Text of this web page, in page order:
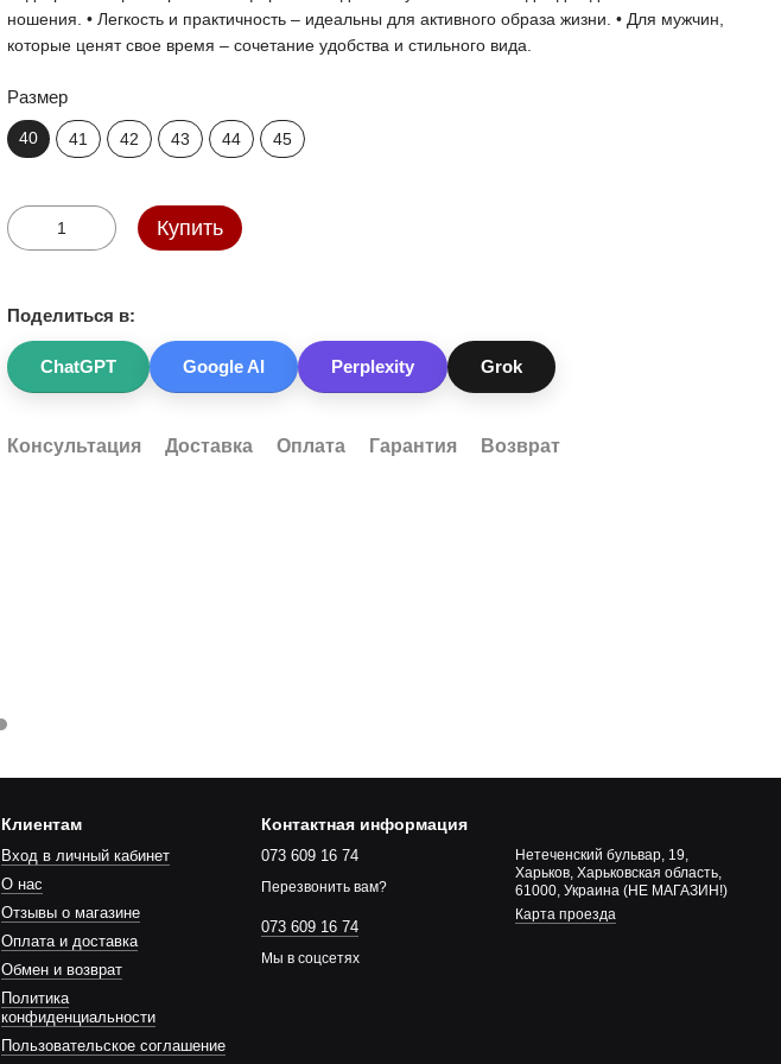
ношения. • Легкость и практичность – идеальны для активного образа жизни. • Для мужчин,
которые ценят свое время – сочетание удобства и стильного вида.
Размер
40 41 42 43 44 45
Купить
Поделиться в:
ChatGPT Google AI Perplexity Grok
Консультация Доставка Оплата Гарантия Возврат
Клиентам
Вход в личный кабинет
О нас
Отзывы о магазине
Оплата и доставка
Обмен и возврат
Политика
конфиденциальности
Пользовательское соглашение
Контактная информация
073 609 16 74
Перезвонить вам?
073 609 16 74
Нетеченский бульвар, 19,
Харьков, Харьковская область,
61000, Украина (НЕ МАГАЗИН!)
Карта проезда
Мы в соцсетях